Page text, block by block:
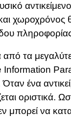
χωροχρόνος
τα
Information
Όταν ένα
οριστικά.
μπορεί να